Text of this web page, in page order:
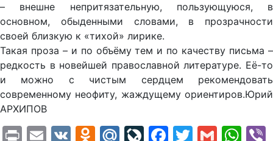
– внешне непритязательную, пользующуюся, в
основном, обыденными словами, в прозрачности
своей близкую к «тихой» лирике.
Такая проза – и по объёму тем и по качеству письма –
редкость в новейшей православной литературе. Её-то
и можно с чистым сердцем рекомендовать
современному неофиту, жаждущему ориентиров.Юрий
АРХИПОВ
PrintEmail
VK Odnoklassniki
Mail.Ru
LiveJournal
Facebook
Twitter
Gmail